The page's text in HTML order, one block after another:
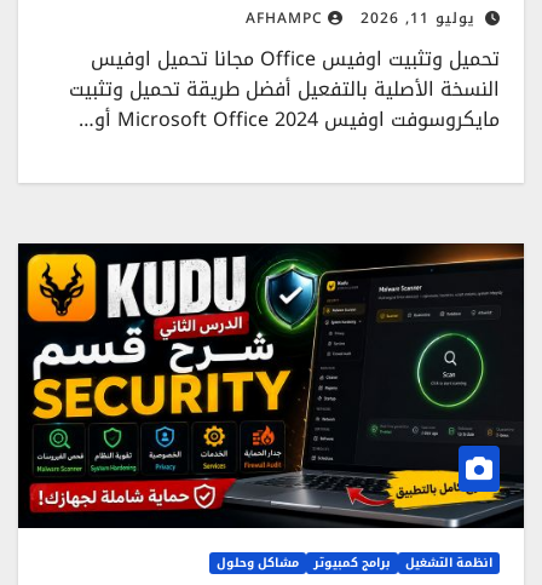
يوليو 11, 2026 AFHAMPC
تحميل وتثبيت اوفيس Office مجانا تحميل اوفيس
النسخة الأصلية بالتفعيل أفضل طريقة تحميل وتثبيت
مايكروسوفت اوفيس Microsoft Office 2024 أو…
انظمة التشغيل برامج كمبيوتر مشاكل وحلول